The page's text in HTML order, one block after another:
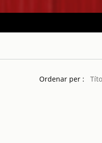
Ordenar per :